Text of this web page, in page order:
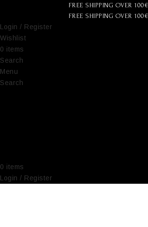
FREE SHIPPING OVER 100€
FREE SHIPPING OVER 100€
Login / Register
Wishlist
0 items
Search
Menu
Search
0 items
Login / Register